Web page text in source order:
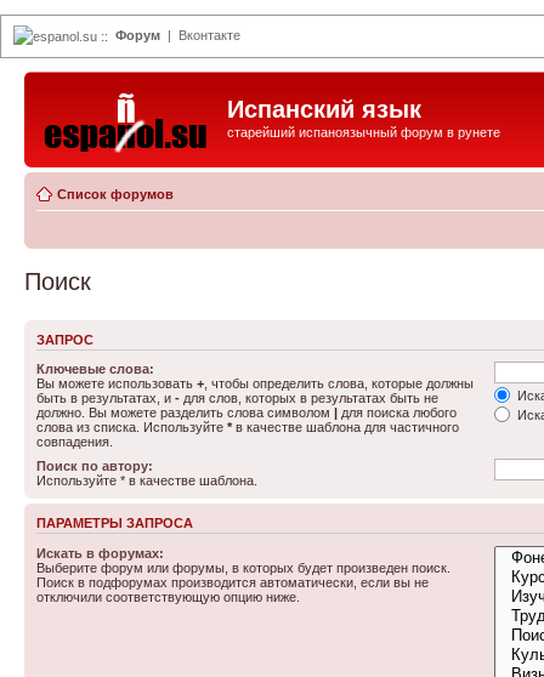
espanol.su :: Форум | Вконтакте
Испанский язык
старейший испаноязычный форум в рунете
Список форумов
Поиск
ЗАПРОС
Ключевые слова:
Вы можете использовать + , чтобы определить слова, которые должны
быть в результатах, и - для слов, которых в результатах быть не
должно. Вы можете разделить слова символом | для поиска любого
слова из списка. Используйте * в качестве шаблона для частичного
совпадения.
Поиск по автору:
Используйте * в качестве шаблона.
ПАРАМЕТРЫ ЗАПРОСА
Искать в форумах:
Выберите форум или форумы, в которых будет произведен поиск.
Поиск в подфорумах производится автоматически, если вы не
отключили соответствующую опцию ниже.